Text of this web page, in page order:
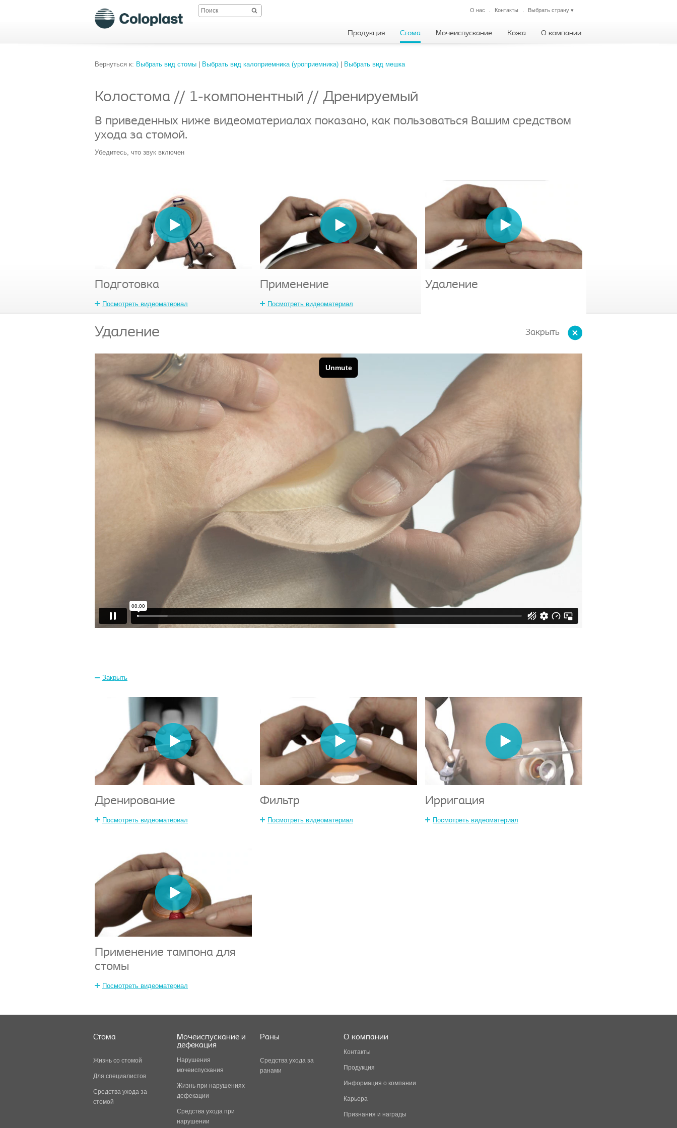
Закрыть
О нас Контакты Выбрать страну ▾
Продукция Стома Мочеиспускание Кожа О компании
Вернуться к: Выбрать вид стомы Выбрать вид калоприемника (уроприемника) Выбрать вид мешка
Колостома // 1-компонентный // Дренируемый
В приведенных ниже видеоматериалах показано, как пользоваться Вашим средством
ухода за стомой.
Убедитесь, что звук включен
Подготовка
Посмотреть видеоматериал
Применение
Посмотреть видеоматериал
Удаление
Закрыть
Удаление
Закрыть
Дренирование
Посмотреть видеоматериал
Фильтр
Посмотреть видеоматериал
Ирригация
Посмотреть видеоматериал
Применение тампона для
стомы
Посмотреть видеоматериал
Стома
Жизнь со стомой
Для специалистов
Средства ухода за
стомой
Мочеиспускание и
дефекация
Нарушения
мочеиспускания
Жизнь при нарушениях
дефекации
Средства ухода при
нарушении
Раны
Средства ухода за
ранами
О компании
Контакты
Продукция
Информация о компании
Карьера
Признания и награды